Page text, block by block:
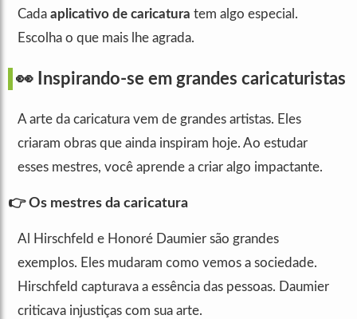
Cada aplicativo de caricatura tem algo especial.
Escolha o que mais lhe agrada.
👀 Inspirando-se em grandes caricaturistas
A arte da caricatura vem de grandes artistas. Eles
criaram obras que ainda inspiram hoje. Ao estudar
esses mestres, você aprende a criar algo impactante.
👉 Os mestres da caricatura
Al Hirschfeld e Honoré Daumier são grandes
exemplos. Eles mudaram como vemos a sociedade.
Hirschfeld capturava a essência das pessoas. Daumier
criticava injustiças com sua arte.